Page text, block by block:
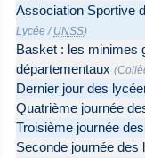
Association Sportive
Lycée / UNSS)
Basket : les minimes
départementaux (
Dernier jour des
Quatrième journée
Troisième journée
Seconde journée des